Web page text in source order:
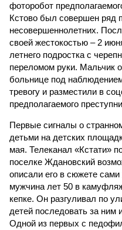
фоторобот
Кстово был совершен ряд
несовершеннолетних.
своей жестокостью – 2
летнего подростка с
переломом руки. Мальчик
больнице под
тревогу и разместили в
предполагаемого
Первые сигналы о
детьми на детских
мая. Телеканал «Кстати»
поселке Ждановский
описали его в сюжете
мужчина лет 50 в
кепке. Он разгуливал по
детей последовать за ним
Одной из первых с